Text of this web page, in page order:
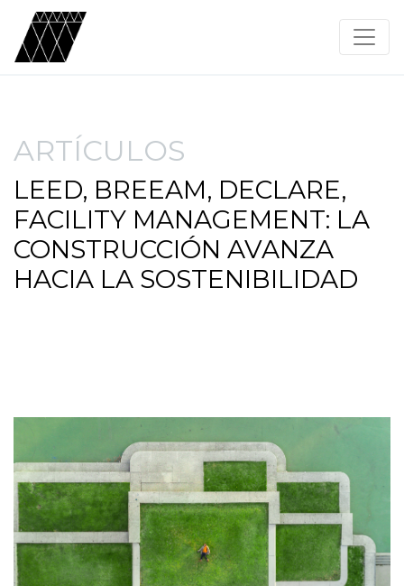
ARTÍCULOS
LEED, BREEAM, DECLARE,
FACILITY MANAGEMENT: LA
CONSTRUCCIÓN AVANZA
HACIA LA SOSTENIBILIDAD